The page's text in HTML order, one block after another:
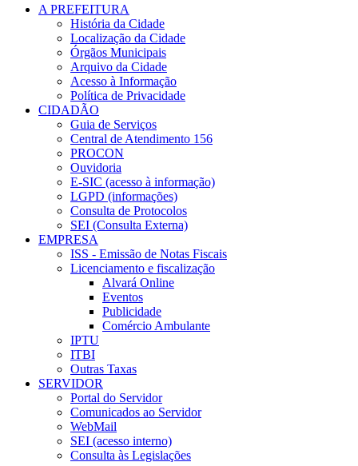
A PREFEITURA
História da Cidade
Localização da Cidade
Órgãos Municipais
Arquivo da Cidade
Acesso à Informação
Política de Privacidade
CIDADÃO
Guia de Serviços
Central de Atendimento 156
PROCON
Ouvidoria
E-SIC (acesso à informação)
LGPD (informações)
Consulta de Protocolos
SEI (Consulta Externa)
EMPRESA
ISS - Emissão de Notas Fiscais
Licenciamento e fiscalização
Alvará Online
Eventos
Publicidade
Comércio Ambulante
IPTU
ITBI
Outras Taxas
SERVIDOR
Portal do Servidor
Comunicados ao Servidor
WebMail
SEI (acesso interno)
Consulta às Legislações